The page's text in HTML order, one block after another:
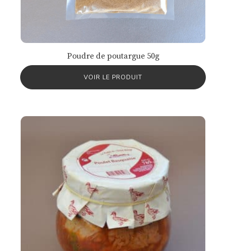
Poudre de poutargue 50g
VOIR LE PRODUIT